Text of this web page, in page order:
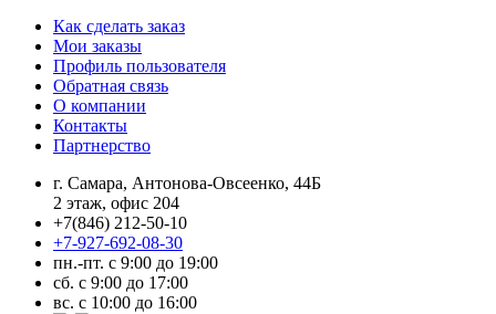
Как сделать заказ
Мои заказы
Профиль пользователя
Обратная связь
О компании
Контакты
Партнерство
г. Самара, Антонова-Овсеенко, 44Б
2 этаж, офис 204
+7(846) 212-50-10
+7-927-692-08-30
пн.-пт. с 9:00 до 19:00
сб. с 9:00 до 17:00
вс. с 10:00 до 16:00